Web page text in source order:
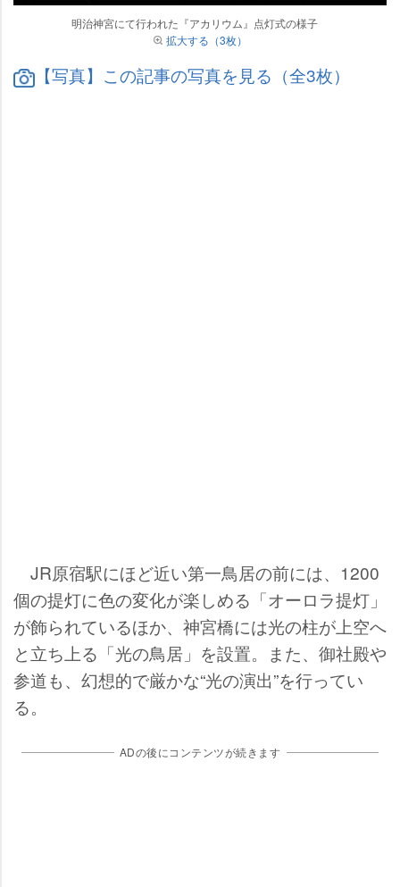
明治神宮にて行われた『アカリウム』点灯式の様子
拡大する（3枚）
【写真】この記事の写真を見る（全3枚）
JR原宿駅にほど近い第一鳥居の前には、1200
個の提灯に色の変化が楽しめる「オーロラ提灯」
が飾られているほか、神宮橋には光の柱が上空へ
と立ち上る「光の鳥居」を設置。また、御社殿
参道も、幻想的で厳かな“光の演出”を行ってい
る。
ADの後にコンテンツが続きます